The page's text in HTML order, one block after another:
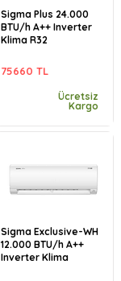
Sigma Plus 24.000
BTU/h A++ Inverter
Klima R32
75660 TL
Ücretsiz
Kargo
Sigma Exclusive-WH
12.000 BTU/h A++
Inverter Klima